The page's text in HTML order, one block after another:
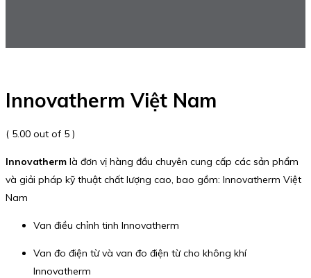
Innovatherm Việt Nam
( 5.00 out of 5 )
Innovatherm là đơn vị hàng đầu chuyên cung cấp các sản phẩm
và giải pháp kỹ thuật chất lượng cao, bao gồm: Innovatherm Việt
Nam
Van điều chỉnh tinh Innovatherm
Van đo điện từ và van đo điện từ cho không khí
Innovatherm